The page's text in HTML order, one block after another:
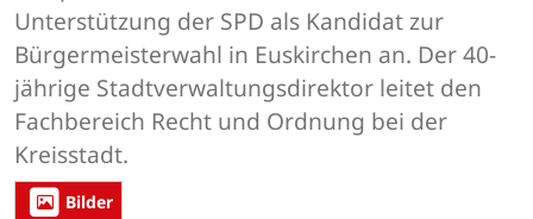
Unterstützung der SPD als Kandidat zur
Bürgermeisterwahl in Euskirchen an. Der 40-
jährige Stadtverwaltungsdirektor leitet den
Fachbereich Recht und Ordnung bei der
Kreisstadt.
Bilder